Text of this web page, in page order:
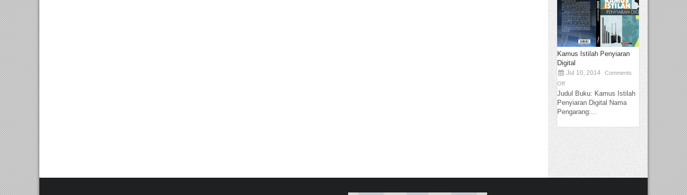
Kamus Istilah Penyiaran
Digital
Jul 10, 2014
Comments
Off
Judul Buku: Kamus Istilah
Penyiaran Digital Nama
Pengarang:...